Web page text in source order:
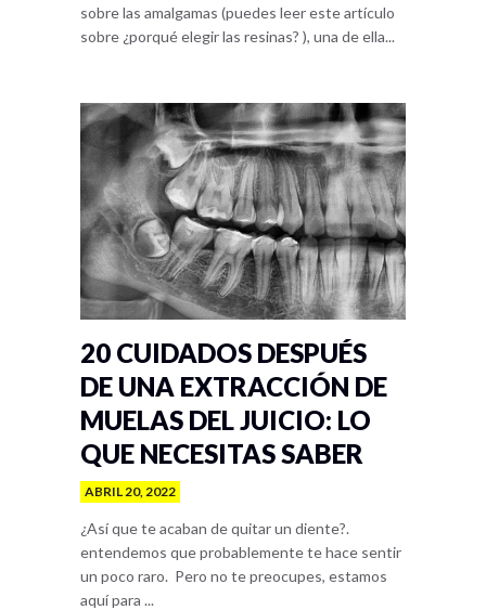
sobre las amalgamas (puedes leer este artículo
sobre ¿porqué elegir las resinas? ), una de ella...
20 CUIDADOS DESPUÉS
DE UNA EXTRACCIÓN DE
MUELAS DEL JUICIO: LO
QUE NECESITAS SABER
ABRIL 20, 2022
¿Así que te acaban de quitar un diente?.
entendemos que probablemente te hace sentir
un poco raro. Pero no te preocupes, estamos
aquí para ...